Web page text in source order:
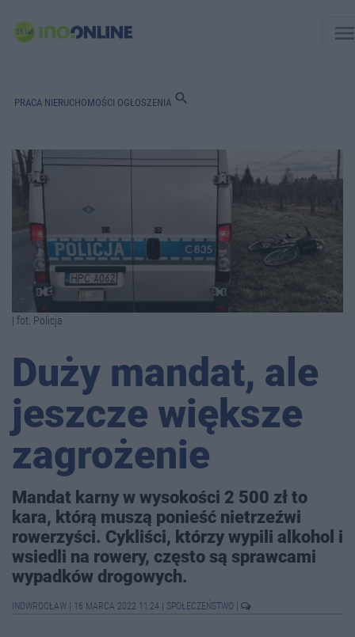
PRACA NIERUCHOMOŚCI OGŁOSZENIA search
| fot. Policja
Duży mandat, ale
jeszcze większe
zagrożenie
Mandat karny w wysokości 2 500 zł to
kara, którą muszą ponieść nietrzeźwi
rowerzyści. Cykliści, którzy wypili alkohol i
wsiedli na rowery, często są sprawcami
wypadków drogowych.
INOWROCŁAW 16 MARCA 2022 11:24 SPOŁECZEŃSTWO